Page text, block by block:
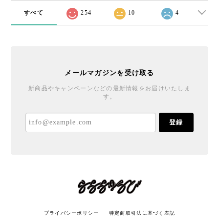
すべて 254 10 4
メールマガジンを受け取る
新商品やキャンペーンなどの最新情報をお届けいたしま
す。
登録
プライバシーポリシー 特定商取引法に基づく表記